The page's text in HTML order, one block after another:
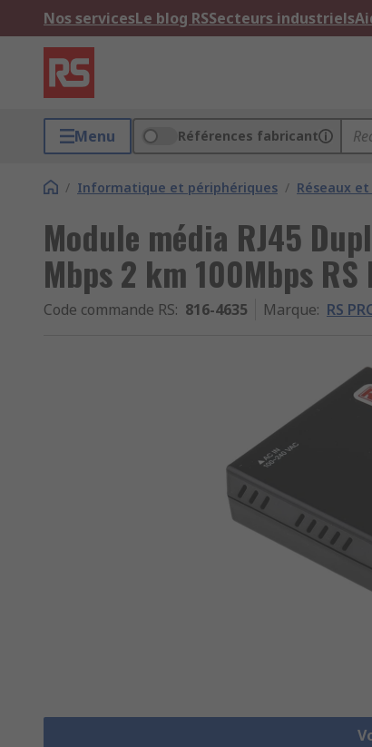
Nos servicesLe blog RSSecteurs industriels
Menu Références fabricant
/ Informatique et périphériques / Réseaux et
Module média RJ45
Mbps 2 km 100Mbps RS
Code commande RS: 816-4635 Marque: RS